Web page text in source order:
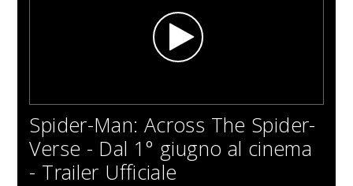
Spider-Man: Across The Spider-
Verse - Dal 1° giugno al cinema
- Trailer Ufficiale